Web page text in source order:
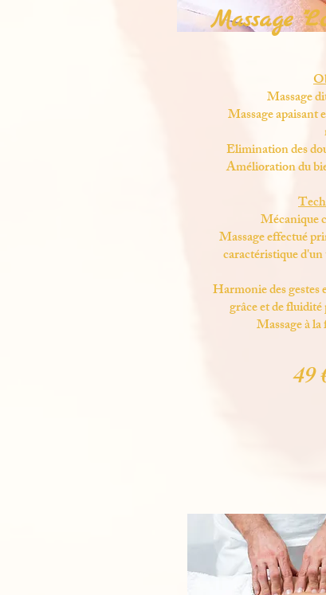
Massage
Massage
Massage apaisant
Elimination des
Amélioration du
Mécanique
Massage effectué
caractéristique
Harmonie des gestes
grâce et de
Massage à
49